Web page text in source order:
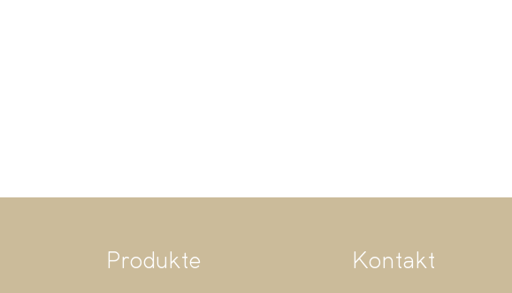
Produkte Kontakt